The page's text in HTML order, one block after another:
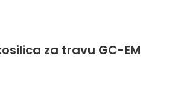
za travu GC-EM